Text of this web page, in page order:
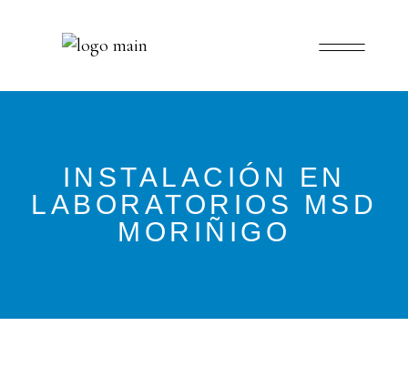
INSTALACIÓN EN
LABORATORIOS MSD
MORIÑIGO